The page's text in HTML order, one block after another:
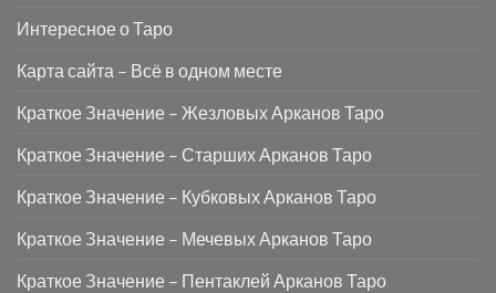
Интересное о Таро
Карта сайта – Всё в одном месте
Краткое Значение – Жезловых Арканов Таро
Краткое Значение – Старших Арканов Таро
Краткое Значение – Кубковых Арканов Таро
Краткое Значение – Мечевых Арканов Таро
Краткое Значение – Пентаклей Арканов Таро